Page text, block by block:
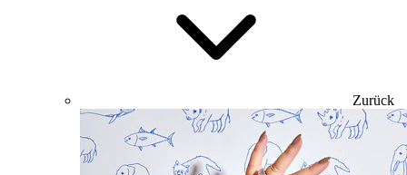
Zurück